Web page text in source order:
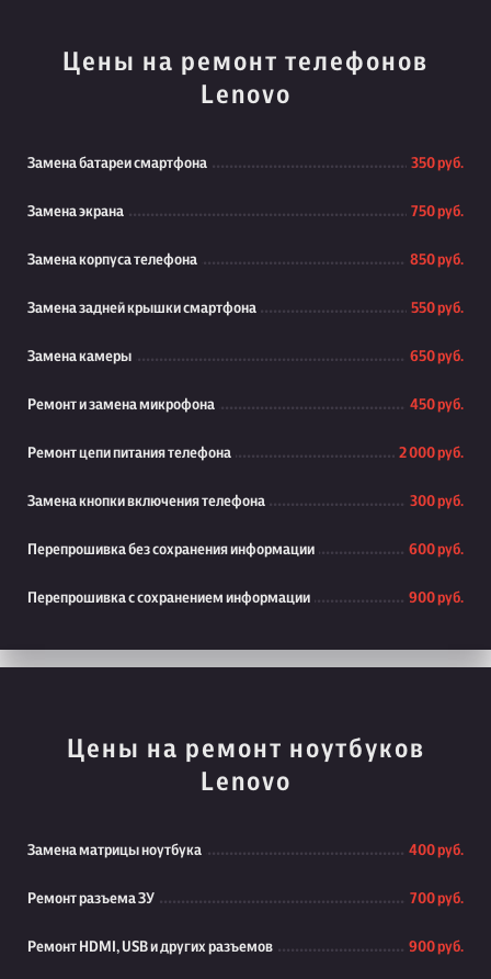
Цены на ремонт телефонов
Lenovo
Замена батареи смартфона 350 руб.
Замена экрана 750 руб.
Замена корпуса телефона 850 руб.
Замена задней крышки смартфона 550 руб.
Замена камеры 650 руб.
Ремонт и замена микрофона 450 руб.
Ремонт цепи питания телефона 2 000 руб.
Замена кнопки включения телефона 300 руб.
Перепрошивка без сохранения информации 600 руб.
Перепрошивка с сохранением информации 900 руб.
Цены на ремонт ноутбуков
Lenovo
Замена матрицы ноутбука 400 руб.
Ремонт разъема ЗУ 700 руб.
Ремонт HDMI, USB и других разъемов 900 руб.